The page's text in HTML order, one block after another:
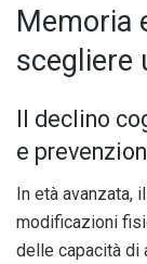
Memoria
scegliere
Il declino
e
In età avanzata,
modificazioni
delle capacità di